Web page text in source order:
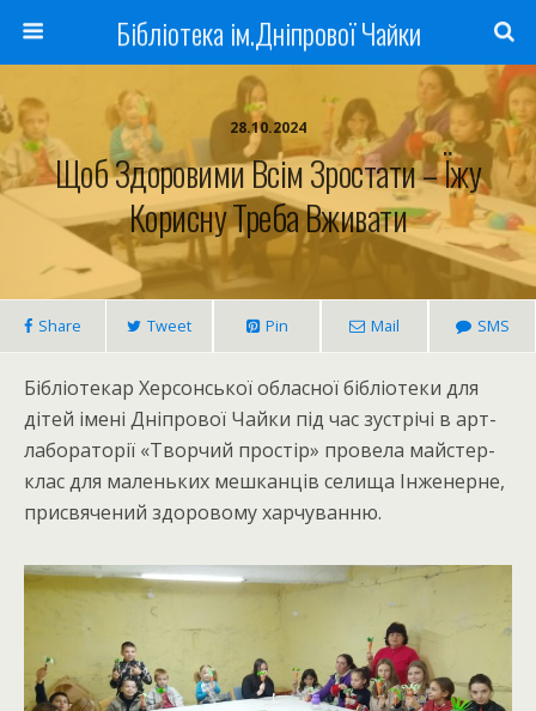
Бібліотека ім.Дніпрової Чайки
28.10.2024
Щоб Здоровими Всім Зростати – Їжу
Корисну Треба Вживати
Share Tweet Pin Mail SMS
Бібліотекар Херсонської обласної бібліотеки для
дітей імені Дніпрової Чайки під час зустрічі в арт-
лабораторії «Творчий простір» провела майстер-
клас для маленьких мешканців селища Інженерне,
присвячений здоровому харчуванню.